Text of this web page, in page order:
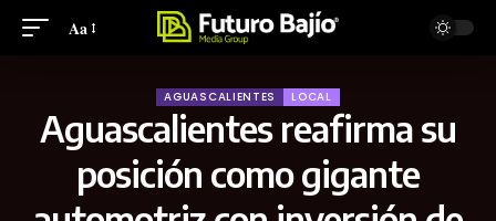
Aa
AGUASCALIENTES LOCAL
Aguascalientes reafirma su
posición como gigante